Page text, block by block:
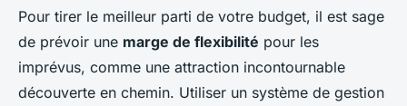
Pour tirer le meilleur parti de votre budget, il est sage
de prévoir une marge de flexibilité pour les
imprévus, comme une attraction incontournable
découverte en chemin. Utiliser un système de gestion